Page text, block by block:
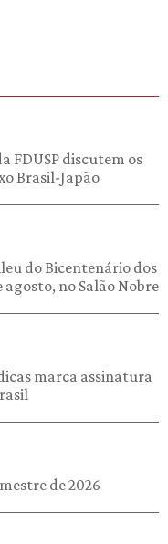
FDUSP discutem os
Brasil-Japão
do Bicentenário dos
agosto, no Salão Nobre
marca assinatura
de 2026